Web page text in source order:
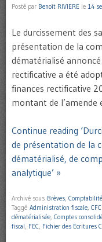
Posté par Benoît RIVIERE le 14
Le durcissement des
présentation de la
dématérialisé
rectificative a été
finances rectificative
montant de l’amende
Continue reading
de présentation de la
dématérialisé, de
analytique’ »
Archivé sous Brèves
Taggé Administration fiscale CFCI
dématérialisée Comptes
fiscal FEC Fichier des Ecritures